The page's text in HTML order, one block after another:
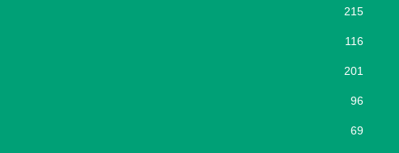
215
116
201
96
69